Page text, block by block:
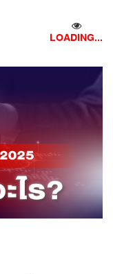
LOADING...